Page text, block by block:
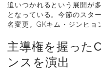
追いつかれるという展開が
となっている。今節のスタ
名変更。GKキム・ジンヒョ
主導権を握った
ンスを演出